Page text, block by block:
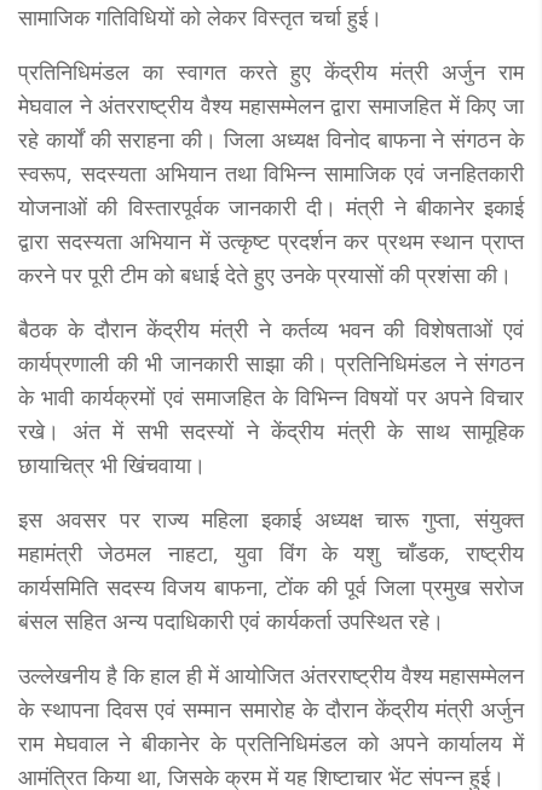
सामाजिक गतिविधियों को लेकर विस्तृत चर्चा हुई।
प्रतिनिधिमंडल का स्वागत करते हुए केंद्रीय मंत्री अर्जुन राम
मेघवाल ने अंतरराष्ट्रीय वैश्य महासम्मेलन द्वारा समाजहित में किए जा
रहे कार्यों की सराहना की। जिला अध्यक्ष विनोद बाफना ने संगठन के
स्वरूप, सदस्यता अभियान तथा विभिन्न सामाजिक एवं जनहितकारी
योजनाओं की विस्तारपूर्वक जानकारी दी। मंत्री ने बीकानेर इकाई
द्वारा सदस्यता अभियान में उत्कृष्ट प्रदर्शन कर प्रथम स्थान प्राप्त
करने पर पूरी टीम को बधाई देते हुए उनके प्रयासों की प्रशंसा की।
बैठक के दौरान केंद्रीय मंत्री ने कर्तव्य भवन की विशेषताओं एवं
कार्यप्रणाली की भी जानकारी साझा की। प्रतिनिधिमंडल ने संगठन
के भावी कार्यक्रमों एवं समाजहित के विभिन्न विषयों पर अपने विचार
रखे। अंत में सभी सदस्यों ने केंद्रीय मंत्री के साथ सामूहिक
छायाचित्र भी खिंचवाया।
इस अवसर पर राज्य महिला इकाई अध्यक्ष चारू गुप्ता, संयुक्त
महामंत्री जेठमल नाहटा, युवा विंग के यशु चाँडक, राष्ट्रीय
कार्यसमिति सदस्य विजय बाफना, टोंक की पूर्व जिला प्रमुख सरोज
बंसल सहित अन्य पदाधिकारी एवं कार्यकर्ता उपस्थित रहे।
उल्लेखनीय है कि हाल ही में आयोजित अंतरराष्ट्रीय वैश्य महासम्मेलन
के स्थापना दिवस एवं सम्मान समारोह के दौरान केंद्रीय मंत्री अर्जुन
राम मेघवाल ने बीकानेर के प्रतिनिधिमंडल को अपने कार्यालय में
आमंत्रित किया था, जिसके क्रम में यह शिष्टाचार भेंट संपन्न हुई।